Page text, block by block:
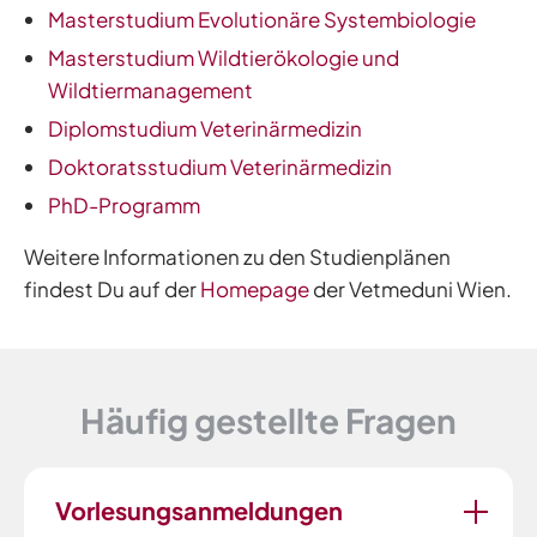
Masterstudium Evolutionäre Systembiologie
Masterstudium Wildtierökologie und
Wildtiermanagement
Diplomstudium Veterinärmedizin
Doktoratsstudium Veterinärmedizin
PhD-Programm
Weitere Informationen zu den Studienplänen
findest Du auf derHomepageder Vetmeduni Wien.
Häufig gestellte Fragen
Vorlesungsanmeldungen